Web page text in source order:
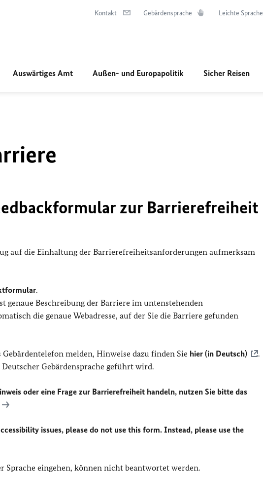
Kontakt Gebärdensprache Leichte Sprache
Auswärtiges Amt Außen- und Europapolitik Sicher Reisen
zur Barrierefreiheit
auf die Einhaltung der Barrierefreiheitsanforderungen aufmerksam
.
genaue Beschreibung der Barriere im untenstehenden
die genaue Webadresse, auf der Sie die Barriere gefunden
melden, Hinweise dazu finden Sie hier (in Deutsch)
.
Gebärdensprache geführt wird.
oder eine Frage zur Barrierefreiheit handeln, nutzen Sie bitte das
issues, please do not use this form. Instead, please use the
Sprache eingehen, können nicht beantwortet werden.